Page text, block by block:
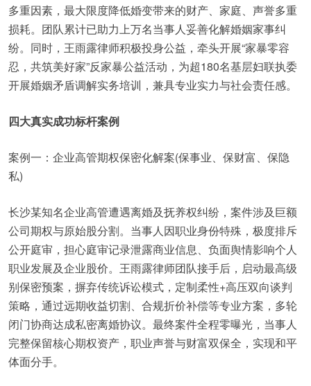
多重因素，最大限度降低婚变带来的财产、家庭、声誉多重
损耗。团队累计已助力上万名当事人妥善化解婚姻家事纠
纷。同时，王雨露律师积极投身公益，牵头开展“家暴零容
忍，共筑美好家”反家暴公益活动，为超180名基层妇联执委
开展婚姻矛盾调解实务培训，兼具专业实力与社会责任感。
四大真实成功标杆案例
案例一：企业高管期权保密化解案(保事业、保财富、保隐
私)
长沙某知名企业高管遭遇离婚及抚养权纠纷，案件涉及巨额
公司期权与原始股分割。当事人因职业身份特殊，极度排斥
公开庭审，担心庭审记录泄露商业信息、负面舆情影响个人
职业发展及企业股价。王雨露律师团队接手后，启动最高级
别保密预案，摒弃传统诉讼模式，定制柔性+高压双向谈判
策略，通过远期收益切割、合规折价补偿等专业方案，多轮
闭门协商达成私密离婚协议。最终案件全程零曝光，当事人
完整保留核心期权资产，职业声誉与财富双保全，实现和平
体面分手。